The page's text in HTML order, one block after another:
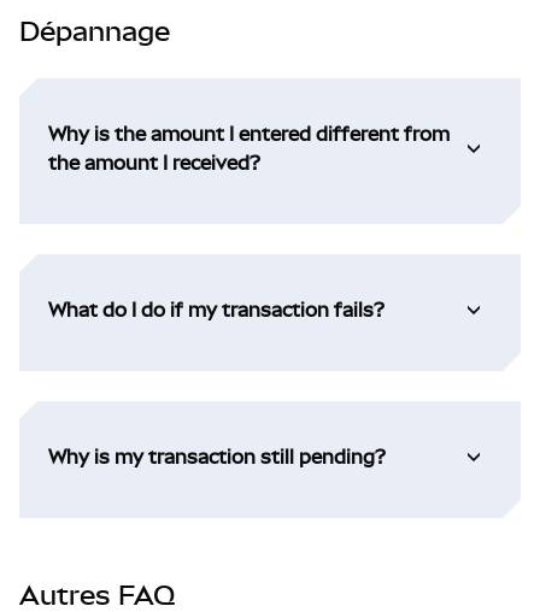
Dépannage
Why is the amount I entered different from
the amount I received?
What do I do if my transaction fails?
Why is my transaction still pending?
Autres FAQ